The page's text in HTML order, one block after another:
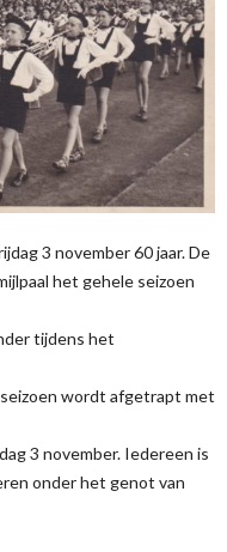
3 november 60 jaar. De
het gehele seizoen
tijdens het
wordt afgetrapt met
3 november. Iedereen is
onder het genot van